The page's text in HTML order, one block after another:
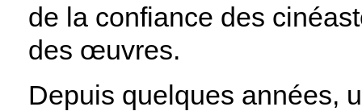
de la confiance des
des œuvres.
Depuis quelques années,